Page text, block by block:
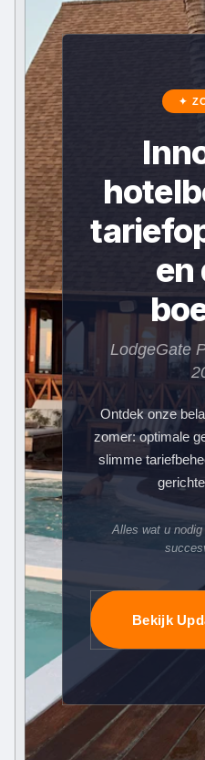
✦
en
LodgeGate
Ontdek onze
zomer: optimale
slimme
Alles wat u
Bekijk